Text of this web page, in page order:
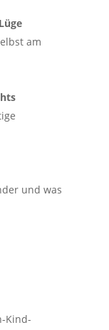
am
und was
Kind-